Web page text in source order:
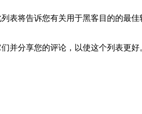
表将告诉您有关用于黑客目的的最
并分享您的评论，以使这个列表更